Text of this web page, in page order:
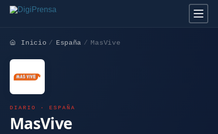
Inicio España MasVive
DIARIO · ESPAÑA
MasVive